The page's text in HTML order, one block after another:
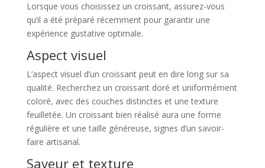
Lorsque vous choisissez un croissant, assurez-vous
qu’il a été préparé récemment pour garantir une
expérience gustative optimale.
Aspect visuel
L’aspect visuel d’un croissant peut en dire long sur sa
qualité. Recherchez un croissant doré et uniformément
coloré, avec des couches distinctes et une texture
feuilletée. Un croissant bien réalisé aura une forme
régulière et une taille généreuse, signes d’un savoir-
faire artisanal.
Saveur et texture